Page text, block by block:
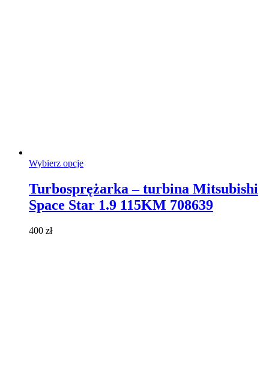
Wybierz opcjeTen
wiele
wariantów.
Turbosprężarka – turbina Mitsubishi
Space Star 1.9 115KM 708639
400 zł